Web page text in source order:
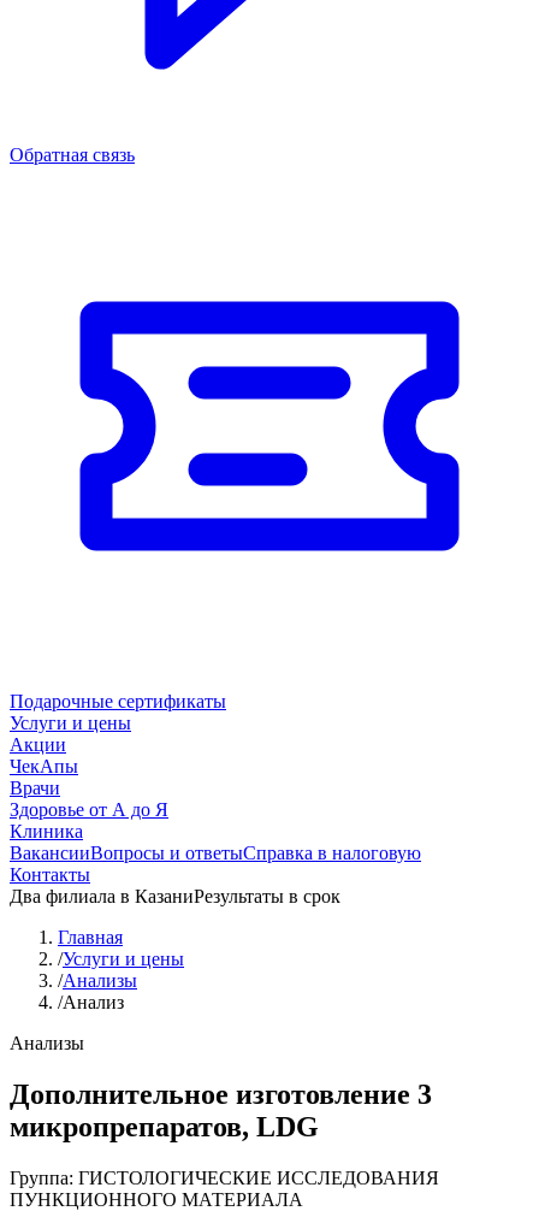
Обратная связь
Подарочные сертификаты
Услуги и цены
Акции
ЧекАпы
Врачи
Здоровье от А до Я
Клиника
ВакансииВопросы и ответыСправка в налоговую
Контакты
Два филиала в КазаниРезультаты в срок
Главная
/Услуги и цены
/Анализы
/Анализ
Анализы
Дополнительное изготовление 3
микропрепаратов, LDG
Группа: ГИСТОЛОГИЧЕСКИЕ ИССЛЕДОВАНИЯ
ПУНКЦИОННОГО МАТЕРИАЛА